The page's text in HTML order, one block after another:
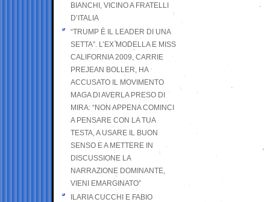
BIANCHI, VICINO A FRATELLI
D’ITALIA
“TRUMP È IL LEADER DI UNA
SETTA”. L’EX MODELLA E MISS
CALIFORNIA 2009, CARRIE
PREJEAN BOLLER, HA
ACCUSATO IL MOVIMENTO
MAGA DI AVERLA PRESO DI
MIRA: “NON APPENA COMINCI
A PENSARE CON LA TUA
TESTA, A USARE IL BUON
SENSO E A METTERE IN
DISCUSSIONE LA
NARRAZIONE DOMINANTE,
VIENI EMARGINATO”
ILARIA CUCCHI E FABIO